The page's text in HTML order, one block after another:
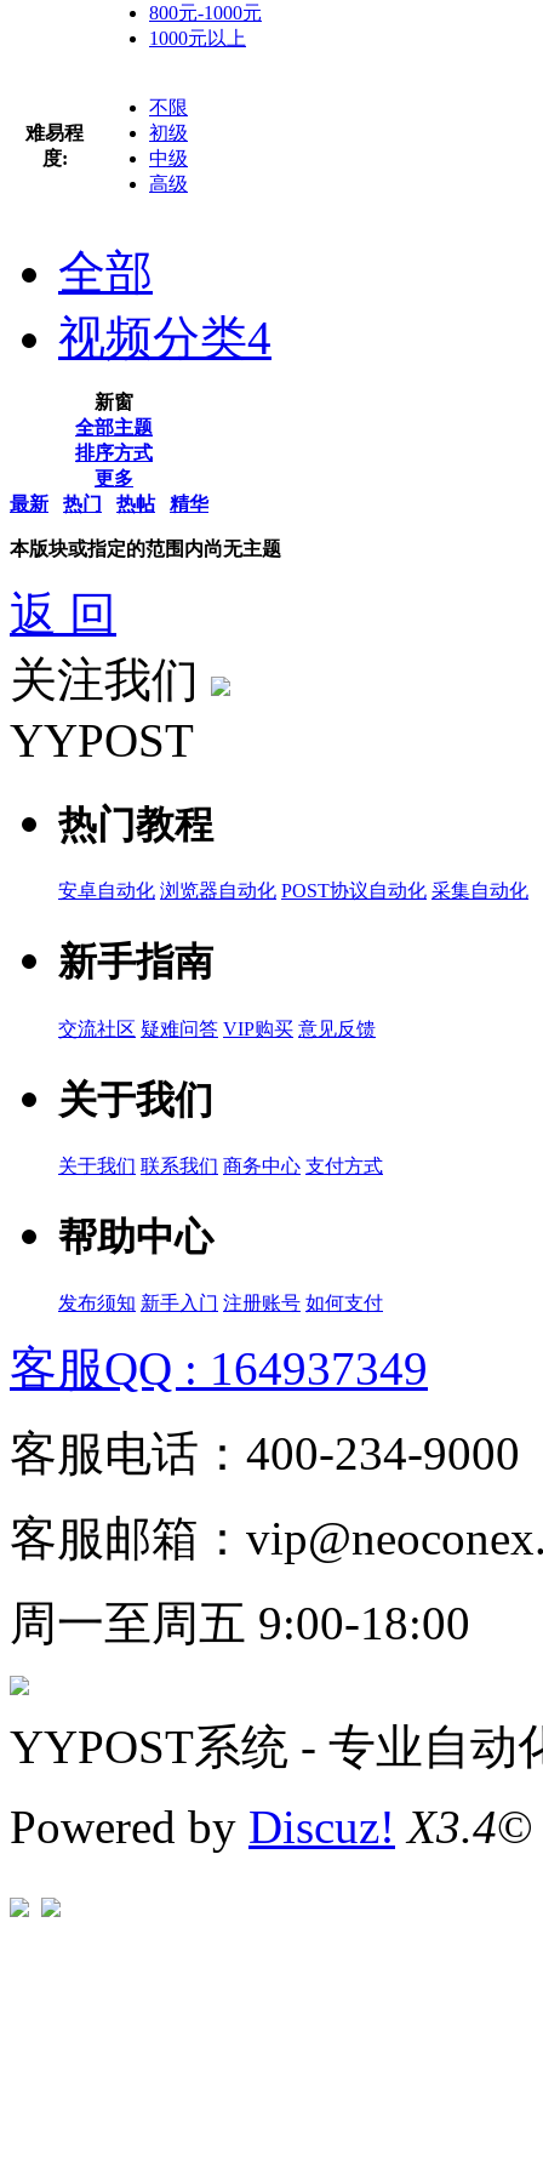
800元-1000元
1000元以上
难易程
度:
不限
初级
中级
高级
全部
视频分类4
新窗
全部主题
排序方式
更多
最新
热门 热帖 精华
本版块或指定的范围内尚无主题
返 回
关注我们
YYPOST
热门教程
安卓自动化 浏览器自动化 POST协议自动化 采集自动化
新手指南
交流社区 疑难问答 VIP购买 意见反馈
关于我们
关于我们 联系我们 商务中心 支付方式
帮助中心
发布须知 新手入门 注册账号 如何支付
客服QQ : 164937349
客服电话：400-234-9000
客服邮箱：
周一至周五 9:00-18:00
YYPOST系统 - 专业自动
Powered by Discuz! X3.4©